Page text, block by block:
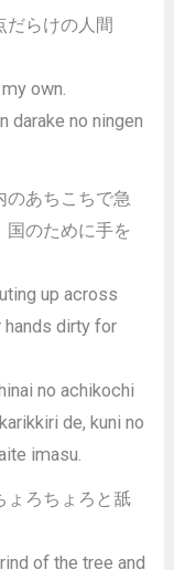
だらけの人間
own.
darake no ningen
のあちこちで急
国のために手を
up across
hands dirty for
no achikochi
de, kuni no
imasu.
ょろちょろと舐
of the tree and